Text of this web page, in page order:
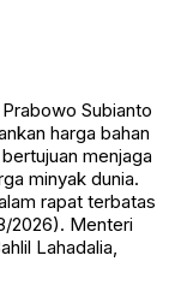
Subianto
harga bahan
menjaga
minyak dunia.
rapat terbatas
2026). Menteri
Lahadalia,